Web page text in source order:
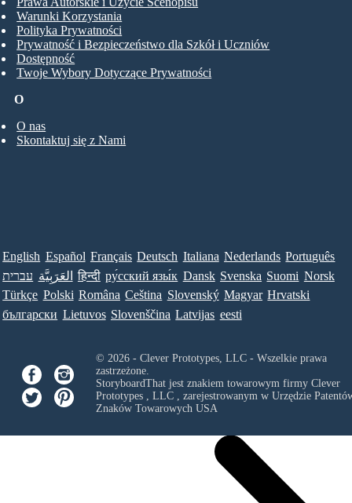
O
O nas
Skontaktuj się z Nami
Warunki Korzystania
Polityka Prywatności
Prywatność i Bezpieczeństwo dla Szkół i Uczniów
Dostępność
Twoje Wybory Dotyczące Prywatności
English Español Français Deutsch Italiana Nederlands Português
עברית العَرَبِيَّة हिन्दी ру́сский язы́к Dansk Svenska Suomi Norsk
Türkçe Polski Româna Ceština Slovenský Magyar Hrvatski
български Lietuvos Slovenščina Latvijas eesti
© 2026 - Clever Prototypes, LLC - Wszelkie prawa
zastrzeżone.
StoryboardThat jest znakiem towarowym firmy Clever
Prototypes , LLC, zarejestrowanym w Urzędzie
Znaków Towarowych USA